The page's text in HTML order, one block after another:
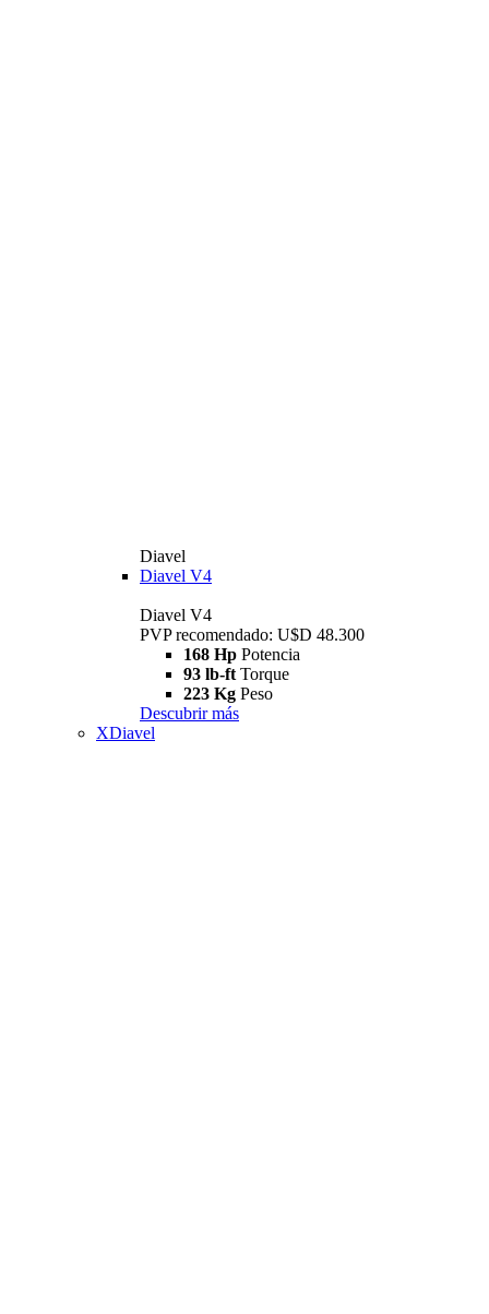
Diavel
Diavel V4
Diavel V4
PVP recomendado: U$D 48.300
168 Hp Potencia
93 lb-ft Torque
223 Kg Peso
Descubrir más
XDiavel